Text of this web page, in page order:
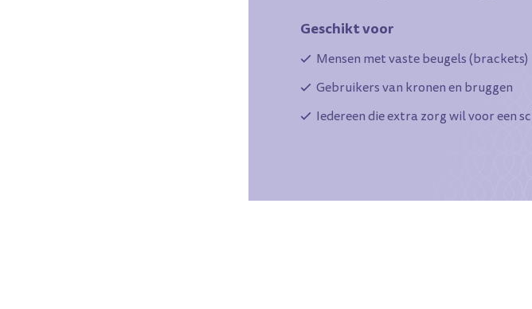
Geschikt voor
Mensen met vaste beugels (brackets)
Gebruikers van kronen en bruggen
Iedereen die extra zorg wil voor een